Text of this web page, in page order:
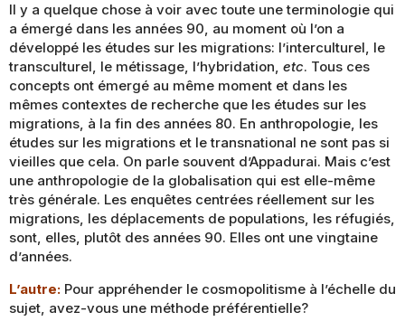
Il y a quelque chose à voir avec toute une terminologie qui
a émergé dans les années 90, au moment où l’on a
développé les études sur les migrations: l’interculturel, le
transculturel, le métissage, l’hybridation, etc. Tous ces
concepts ont émergé au même moment et dans les
mêmes contextes de recherche que les études sur les
migrations, à la fin des années 80. En anthropologie, les
études sur les migrations et le transnational ne sont pas si
vieilles que cela. On parle souvent d’Appadurai. Mais c’est
une anthropologie de la globalisation qui est elle-même
très générale. Les enquêtes centrées réellement sur les
migrations, les déplacements de populations, les réfugiés,
sont, elles, plutôt des années 90. Elles ont une vingtaine
d’années.
L’autre: Pour appréhender le cosmopolitisme à l’échelle du
sujet, avez-vous une méthode préférentielle?